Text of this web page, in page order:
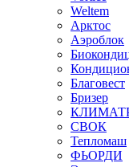
Weltem
Арктос
Аэроблок
Благовест
Бризер
СВОК
Тепломаш
ФЬОРДИ